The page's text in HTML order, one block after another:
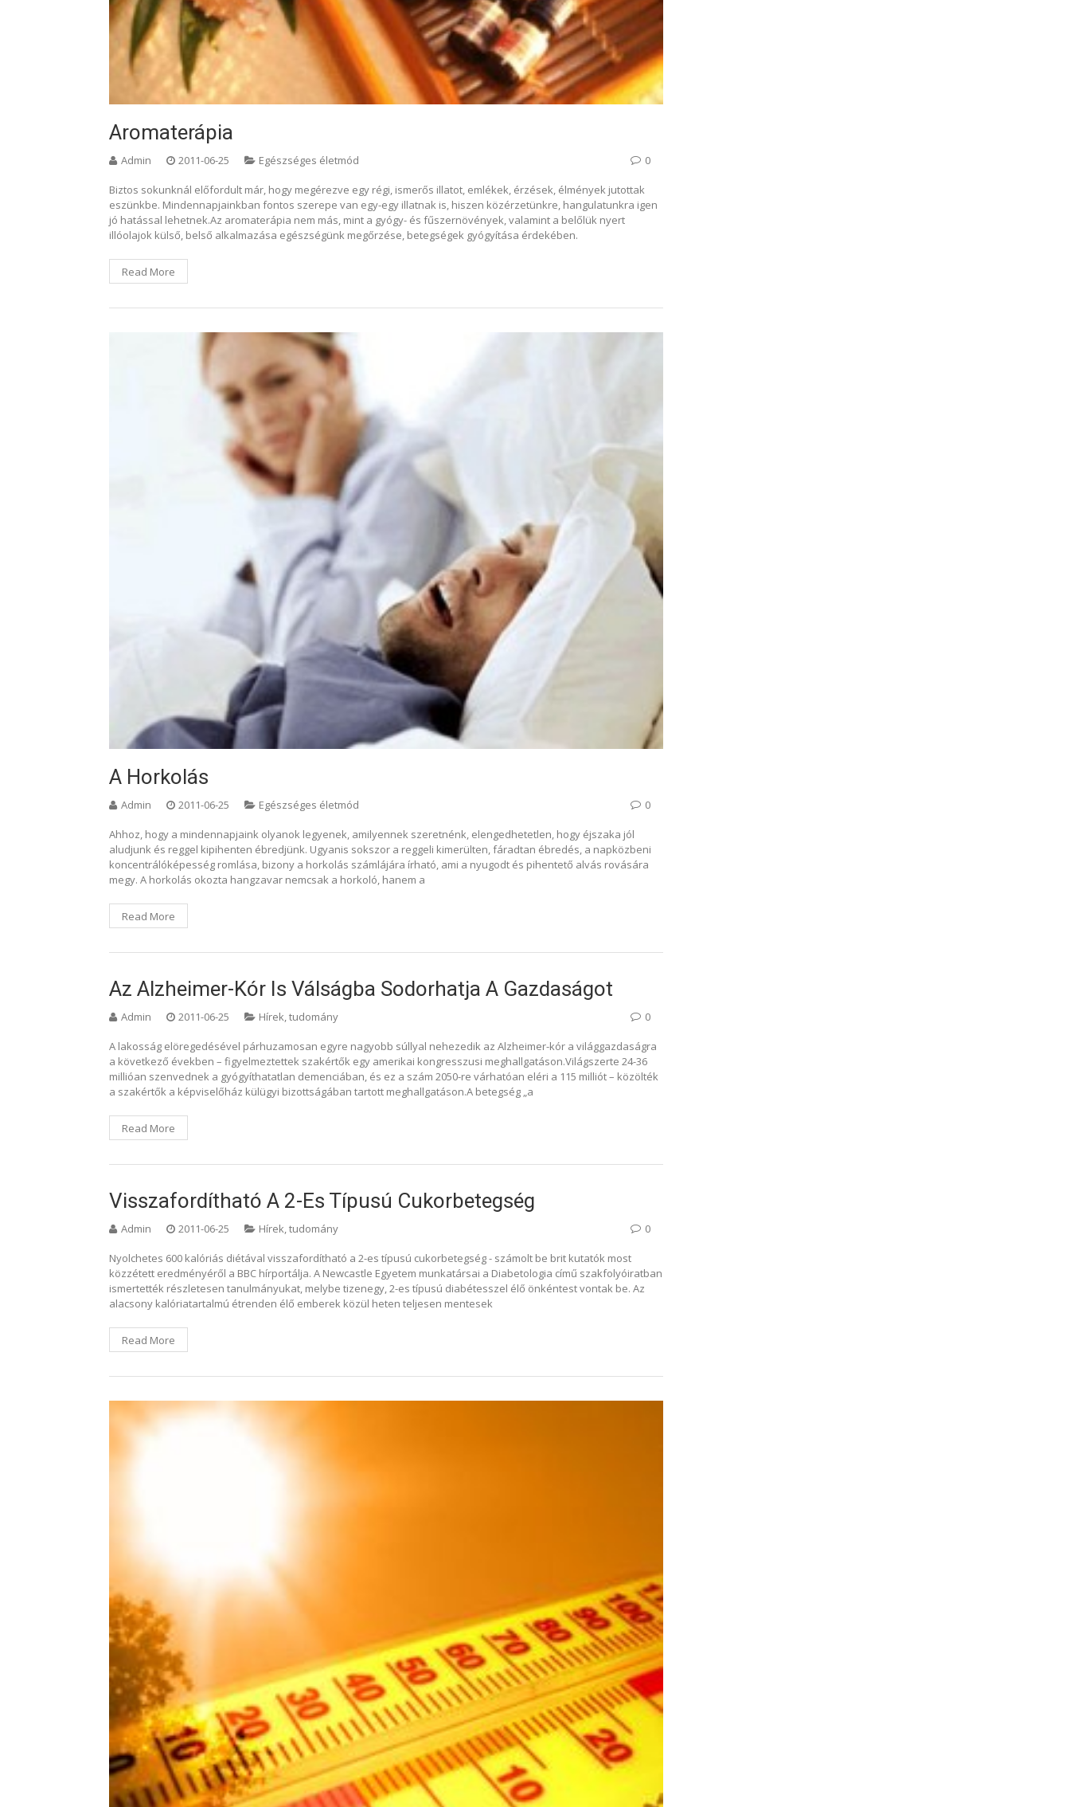
Aromaterápia
Admin 2011-06-25 Egészséges életmód 0
Biztos sokunknál előfordult már, hogy megérezve egy régi, ismerős illatot, emlékek, érzések, élmények jutottak
eszünkbe. Mindennapjainkban fontos szerepe van egy-egy illatnak is, hiszen közérzetünkre, hangulatunkra igen
jó hatással lehetnek.Az aromaterápia nem más, mint a gyógy- és fűszernövények, valamint a belőlük nyert
illóolajok külső, belső alkalmazása egészségünk megőrzése, betegségek gyógyítása érdekében.
Read More
A Horkolás
Admin 2011-06-25 Egészséges életmód 0
Ahhoz, hogy a mindennapjaink olyanok legyenek, amilyennek szeretnénk, elengedhetetlen, hogy éjszaka jól
aludjunk és reggel kipihenten ébredjünk. Ugyanis sokszor a reggeli kimerülten, fáradtan ébredés, a napközbeni
koncentrálóképesség romlása, bizony a horkolás számlájára írható, ami a nyugodt és pihentető alvás rovására
megy. A horkolás okozta hangzavar nemcsak a horkoló, hanem a
Read More
Az Alzheimer-Kór Is Válságba Sodorhatja A Gazdaságot
Admin 2011-06-25 Hírek, tudomány 0
A lakosság elöregedésével párhuzamosan egyre nagyobb súllyal nehezedik az Alzheimer-kór a világgazdaságra
a következő években – figyelmeztettek szakértők egy amerikai kongresszusi meghallgatáson.Világszerte 24-36
millióan szenvednek a gyógyíthatatlan demenciában, és ez a szám 2050-re várhatóan eléri a 115 milliót – közölték
a szakértők a képviselőház külügyi bizottságában tartott meghallgatáson.A betegség „a
Read More
Visszafordítható A 2-Es Típusú Cukorbetegség
Admin 2011-06-25 Hírek, tudomány 0
Nyolchetes 600 kalóriás diétával visszafordítható a 2-es típusú cukorbetegség - számolt be brit kutatók most
közzétett eredményéről a BBC hírportálja. A Newcastle Egyetem munkatársai a Diabetologia című szakfolyóiratban
ismertették részletesen tanulmányukat, melybe tizenegy, 2-es típusú diabétesszel élő önkéntest vontak be. Az
alacsony kalóriatartalmú étrenden élő emberek közül heten teljesen mentesek
Read More